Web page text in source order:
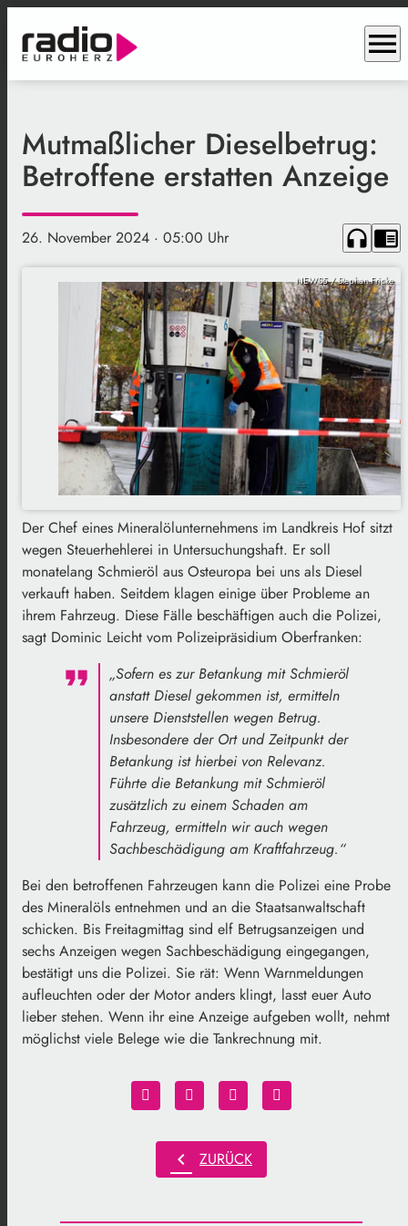
menu
Mutmaßlicher Dieselbetrug:
Betroffene erstatten Anzeige
26. November 2024 · 05:00 Uhr headphones chrome_reader_mode
NEWS5 / Stephan Fricke
Der Chef eines Mineralölunternehmens im Landkreis Hof sitzt
wegen Steuerhehlerei in Untersuchungshaft. Er soll
monatelang Schmieröl aus Osteuropa bei uns als Diesel
verkauft haben. Seitdem klagen einige über Probleme an
ihrem Fahrzeug. Diese Fälle beschäftigen auch die Polizei,
sagt Dominic Leicht vom Polizeipräsidium Oberfranken:
„Sofern es zur Betankung mit Schmieröl
anstatt Diesel gekommen ist, ermitteln
unsere Dienststellen wegen Betrug.
Insbesondere der Ort und Zeitpunkt der
Betankung ist hierbei von Relevanz.
Führte die Betankung mit Schmieröl
zusätzlich zu einem Schaden am
Fahrzeug, ermitteln wir auch wegen
Sachbeschädigung am Kraftfahrzeug.“
Bei den betroffenen Fahrzeugen kann die Polizei eine Probe
des Mineralöls entnehmen und an die Staatsanwaltschaft
schicken. Bis Freitagmittag sind elf Betrugsanzeigen und
sechs Anzeigen wegen Sachbeschädigung eingegangen,
bestätigt uns die Polizei. Sie rät: Wenn Warnmeldungen
aufleuchten oder der Motor anders klingt, lasst euer Auto
lieber stehen. Wenn ihr eine Anzeige aufgeben wollt, nehmt
möglichst viele Belege wie die Tankrechnung mit.
chevron_left ZURÜCK